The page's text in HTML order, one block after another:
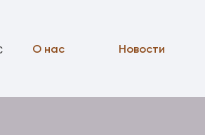
О нас Новости